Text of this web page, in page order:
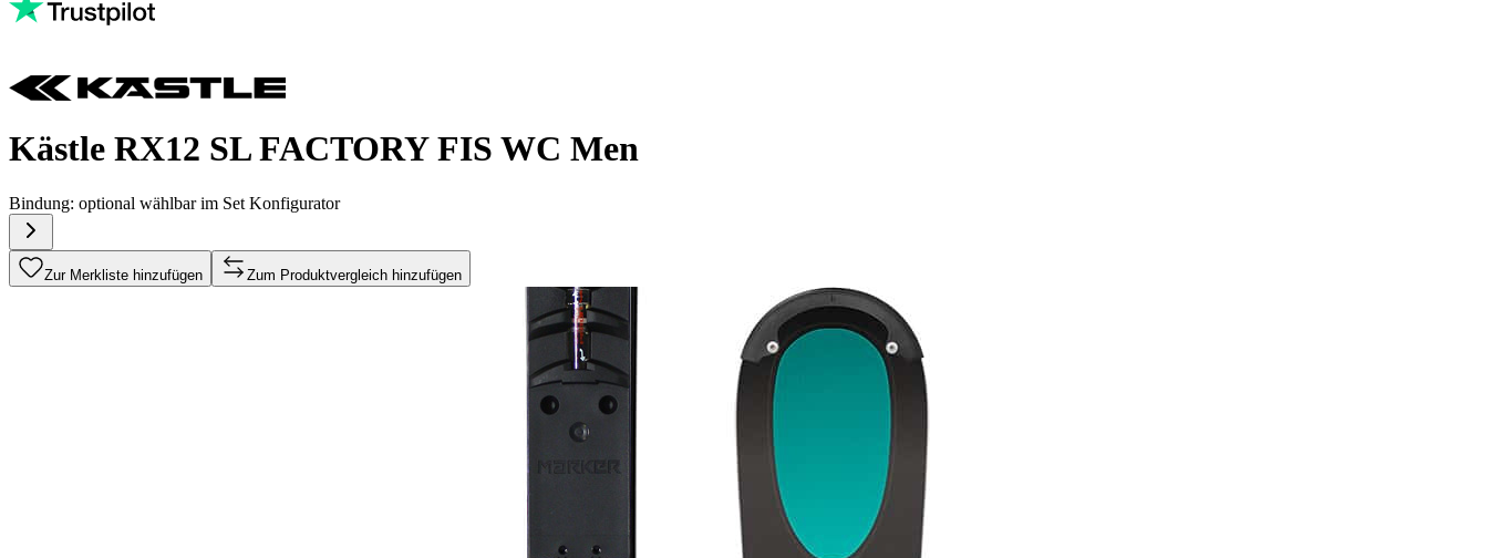
Kästle RX12 SL FACTORY FIS WC Men
Bindung: optional wählbar im Set Konfigurator
Zur Merkliste hinzufügen Zum Produktvergleich hinzufügen